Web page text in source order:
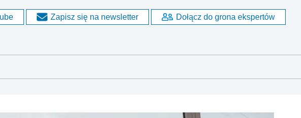
Zapisz się na newsletter Dołącz do grona ekspertów